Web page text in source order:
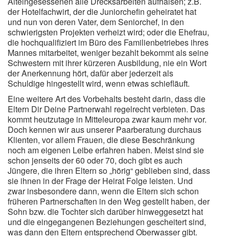
der Hotelfachwirt, der die Juniorchefin geheiratet hat
und nun von deren Vater, dem Seniorchef, in den
schwierigsten Projekten verheizt wird; oder die Ehefrau,
die hochqualifiziert im Büro des Familienbetriebes ihres
Mannes mitarbeitet, weniger bezahlt bekommt als seine
Schwestern mit ihrer kürzeren Ausbildung, nie ein Wort
der Anerkennung hört, dafür aber jederzeit als
Schuldige hingestellt wird, wenn etwas schiefläuft.
Eine weitere Art des Vorbehalts besteht darin, dass die
Eltern Dir Deine Partnerwahl regelrecht verbieten. Das
kommt heutzutage in Mitteleuropa zwar kaum mehr vor.
Doch kennen wir aus unserer Paarberatung durchaus
Klienten, vor allem Frauen, die diese Beschränkung
noch am eigenen Leibe erfahren haben. Meist sind sie
schon jenseits der 60 oder 70, doch gibt es auch
Jüngere, die ihren Eltern so „hörig“ geblieben sind, dass
sie ihnen in der Frage der Heirat Folge leisten. Und
zwar insbesondere dann, wenn die Eltern sich schon
früheren Partnerschaften in den Weg gestellt haben, der
Sohn bzw. die Tochter sich darüber hinweggesetzt hat
und die eingegangenen Beziehungen gescheitert sind,
was dann den Eltern entsprechend Oberwasser gibt.